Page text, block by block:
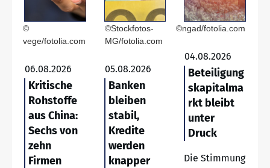
©
vege/fotolia.com
06.08.2026
Kritische
Rohstoffe
aus China:
Sechs von
zehn
Firmen
©Stockfotos-
MG/fotolia.com
05.08.2026
Banken
bleiben
stabil,
Kredite
werden
knapper
©ngad/fotolia.com
04.08.2026
Beteiligung
skapitalma
rkt bleibt
unter
Druck
Die Stimmung